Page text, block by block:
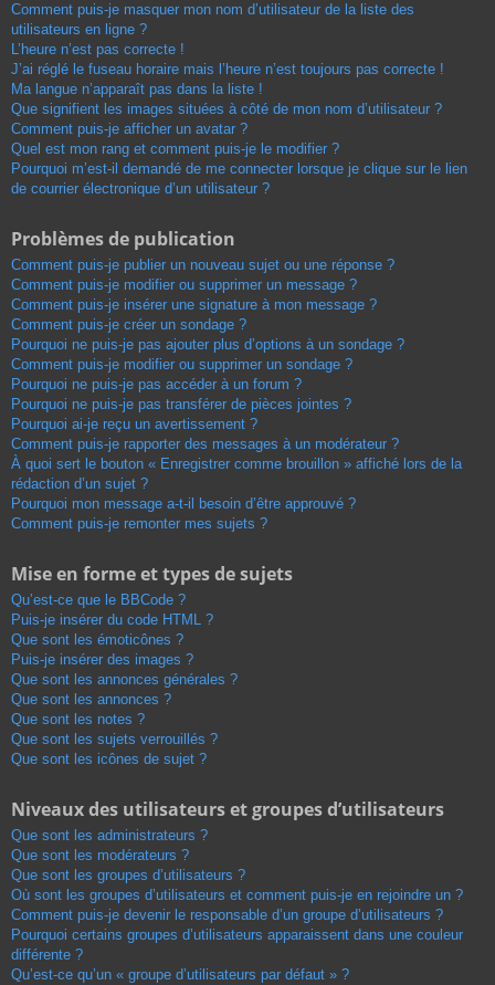
Comment puis-je masquer mon nom d’utilisateur de la liste des
utilisateurs en ligne ?
L’heure n’est pas correcte !
J’ai réglé le fuseau horaire mais l’heure n’est toujours pas correcte !
Ma langue n’apparaît pas dans la liste !
Que signifient les images situées à côté de mon nom d’utilisateur ?
Comment puis-je afficher un avatar ?
Quel est mon rang et comment puis-je le modifier ?
Pourquoi m’est-il demandé de me connecter lorsque je clique sur le lien
de courrier électronique d’un utilisateur ?
Problèmes de publication
Comment puis-je publier un nouveau sujet ou une réponse ?
Comment puis-je modifier ou supprimer un message ?
Comment puis-je insérer une signature à mon message ?
Comment puis-je créer un sondage ?
Pourquoi ne puis-je pas ajouter plus d’options à un sondage ?
Comment puis-je modifier ou supprimer un sondage ?
Pourquoi ne puis-je pas accéder à un forum ?
Pourquoi ne puis-je pas transférer de pièces jointes ?
Pourquoi ai-je reçu un avertissement ?
Comment puis-je rapporter des messages à un modérateur ?
À quoi sert le bouton « Enregistrer comme brouillon » affiché lors de la
rédaction d’un sujet ?
Pourquoi mon message a-t-il besoin d’être approuvé ?
Comment puis-je remonter mes sujets ?
Mise en forme et types de sujets
Qu’est-ce que le BBCode ?
Puis-je insérer du code HTML ?
Que sont les émoticônes ?
Puis-je insérer des images ?
Que sont les annonces générales ?
Que sont les annonces ?
Que sont les notes ?
Que sont les sujets verrouillés ?
Que sont les icônes de sujet ?
Niveaux des utilisateurs et groupes d’utilisateurs
Que sont les administrateurs ?
Que sont les modérateurs ?
Que sont les groupes d’utilisateurs ?
Où sont les groupes d’utilisateurs et comment puis-je en rejoindre un ?
Comment puis-je devenir le responsable d’un groupe d’utilisateurs ?
Pourquoi certains groupes d’utilisateurs apparaissent dans une couleur
différente ?
Qu’est-ce qu’un « groupe d’utilisateurs par défaut » ?